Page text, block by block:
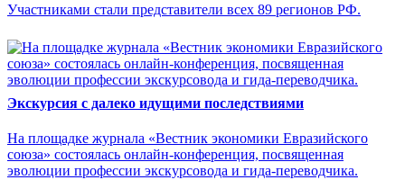
Участниками стали представители всех 89 регионов РФ.
Экскурсия с далеко идущими последствиями
На площадке журнала «Вестник экономики Евразийского
союза» состоялась онлайн-конференция, посвященная
эволюции профессии экскурсовода и гида-переводчика.